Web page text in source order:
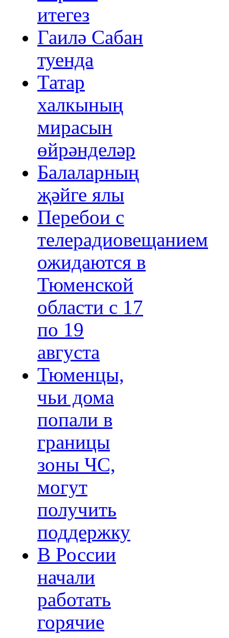
итегез
Гаилә Сабан
туенда
Татар
халкының
мирасын
өйрәнделәр
Балаларның
җәйге ялы
Перебои с
телерадиовещанием
ожидаются в
Тюменской
области с 17
по 19
августа
Тюменцы,
чьи дома
попали в
границы
зоны ЧС,
могут
получить
поддержку
В России
начали
работать
горячие